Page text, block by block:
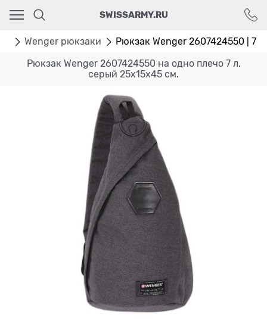
SWISSARMY.RU
Wenger рюкзаки Рюкзак Wenger 2607424550 | 7
Рюкзак Wenger 2607424550 на одно плечо 7 л.
серый 25х15х45 см.
Ваш город - Москва,
угадали?
ДА НЕТ